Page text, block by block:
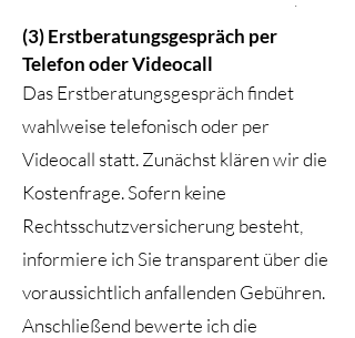
die zur Kündigung geführt haben (ca.
5–10 Sätze)
(3)Erstberatungsgespräch per
Telefon oder Videocall
Das Erstberatungsgespräch findet
wahlweise telefonisch oder per
Videocall statt. Zunächst klären wir die
Kostenfrage. Sofern keine
Rechtsschutzversicherung besteht,
informiere ich Sie transparent über die
voraussichtlich anfallenden Gebühren.
Anschließend bewerte ich die